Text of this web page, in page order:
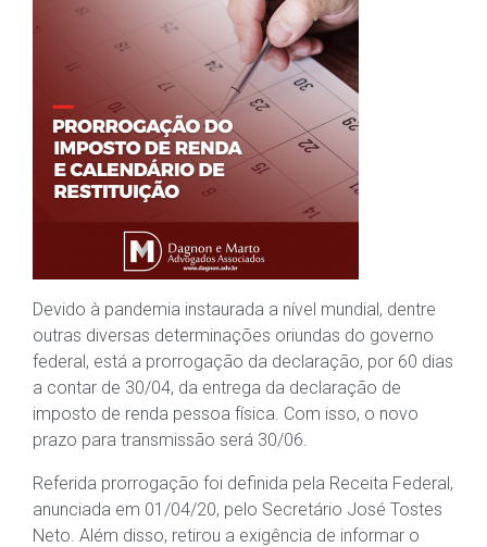
Devido à pandemia instaurada a nível mundial, dentre
outras diversas determinações oriundas do governo
federal, está a prorrogação da declaração, por 60 dias
a contar de 30/04, da entrega da declaração de
imposto de renda pessoa física. Com isso, o novo
prazo para transmissão será 30/06.
Referida prorrogação foi definida pela Receita Federal,
anunciada em 01/04/20, pelo Secretário José Tostes
Neto. Além disso, retirou a exigência de informar o